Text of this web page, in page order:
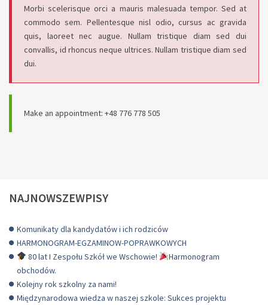
Morbi scelerisque orci a mauris malesuada tempor. Sed at
commodo sem. Pellentesque nisl odio, cursus ac gravida
quis, laoreet nec augue. Nullam tristique diam sed dui
convallis, id rhoncus neque ultrices. Nullam tristique diam sed
dui.
Make an appointment: +48 776 778 505
NAJNOWSZEWPISY
Komunikaty dla kandydatów i ich rodziców
HARMONOGRAM-EGZAMINOW-POPRAWKOWYCH
80 lat I Zespołu Szkół we Wschowie!
Harmonogram
obchodów.
Kolejny rok szkolny za nami!
Międzynarodowa wiedza w naszej szkole: Sukces projektu